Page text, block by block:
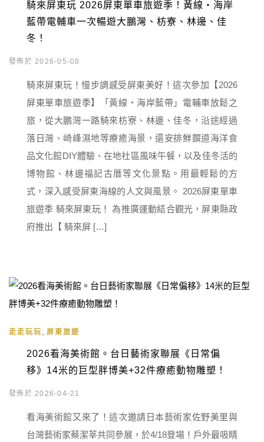
騎來屏東玩 2026屏東單車旅遊季！黃線・海岸
藍帶電輔車一次暢遊大鵬灣、枋寮、林邊、佳
冬！
發佈於 2026-05-08
騎來屏東玩！慢步調感受屏東美好！這次參加【2026
屏東單車旅遊季】「黃線・海岸藍帶」電輔車放鬆之
旅，從大鵬灣一路騎來枋寮、林邊、佳冬，沿途經過
落日灣、崎峰濕地等療癒海景，還安排鮮饌道海洋食
品文化館DIY體驗、在地社區風味午餐，以及佳冬活的
博物館、林邊福記古厝等文化景點。用最輕鬆的方
式，深入感受屏東海線的人文與風景。 2026屏東單車
旅遊季 騎來屏東玩！ 為推廣運動結合觀光，屏東縣政
府推出【 騎來屏 […]
走走玩玩 屏東旅遊
2026看海美術館。台日藝術家聯展《日常偏
移》14米的巨型胖博美+32件療癒動物雕塑！
發佈於 2026-04-21
看海美術館又來了！這次邀請日本藝術家佐野美里與
台灣藝術家蔡潔莘共同參展，於4/18登場！戶外最吸睛